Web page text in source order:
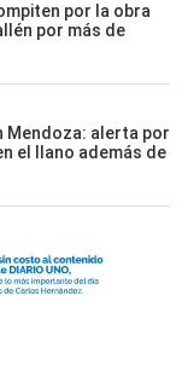
por la obra
por más de
Mendoza: alerta por
el llano además de